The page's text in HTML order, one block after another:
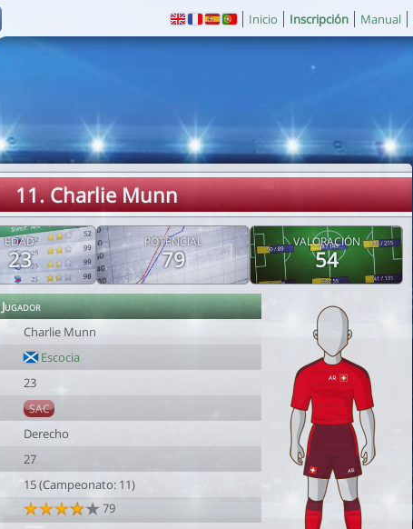
Inicio Inscripción Manual
11. Charlie Munn
EDAD
23
POTENCIAL
79
VALORACIÓN
54
Jugador
Charlie Munn
Escocia
23
SAC
Derecho
27
15 (Campeonato: 11)
79